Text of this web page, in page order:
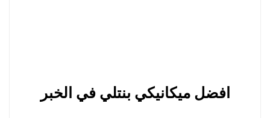
افضل ميكانيكي بنتلي في الخبر